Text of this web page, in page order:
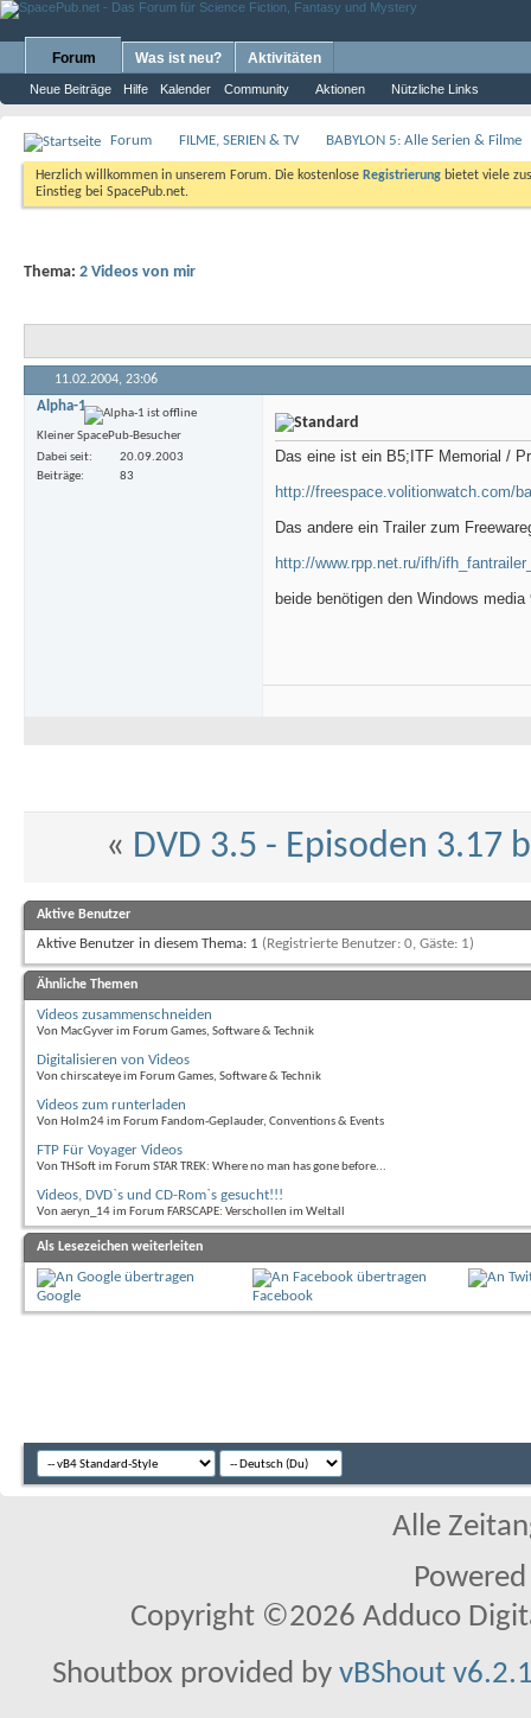
Forum
Neue Beiträge Hilfe Kalender Community Aktionen Nützliche Links
Was ist neu? Aktivitäten
Forum FILME, SERIEN & TV BABYLON 5: Alle Serien & Filme
Herzlich willkommen in unserem Forum. Die kostenlose Registrierung bietet viele
Einstieg bei SpacePub.net.
Thema: 2 Videos von mir
11.02.2004, 23:06
Alpha-1
Kleiner SpacePub-Besucher
Dabei seit
20.09.2003
Beiträge
83
Das eine ist ein B5;ITF Memorial /
http://freespace.volitionwatch.com/
Das andere ein Trailer zum
http://www.rpp.net.ru/ifh/
beide benötigen den Windows media
« DVD 3.5 - Episoden 3.17
Aktive Benutzer
Aktive Benutzer in diesem Thema: 1 (Registrierte Benutzer: 0, Gäste: 1)
Ähnliche Themen
Videos zusammenschneiden
Von MacGyver im Forum Games, Software & Technik
Digitalisieren von Videos
Von chirscateye im Forum Games, Software & Technik
Videos zum runterladen
Von Holm24 im Forum Fandom-Geplauder, Conventions & Events
FTP Für Voyager Videos
Von THSoft im Forum STAR TREK: Where no man has gone before...
Videos, DVD`s und CD-Rom`s gesucht!!!
Von aeryn_14 im Forum FARSCAPE: Verschollen im Weltall
Als Lesezeichen weiterleiten
Google Facebook
Alle
Copyright ©2026 Adduco
Shoutbox provided by vBShout